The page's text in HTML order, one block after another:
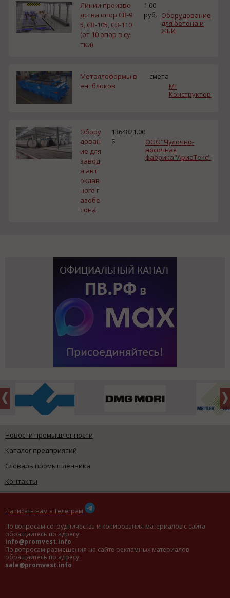
Линии произво
дства опор СВ-9
5, СВ-105, СВ-110
(от 10 опор в су
тки)
1.00
руб. Оборудование
для бетона и
ЖБИ
Металлоформы в
ентблоков
смета
М-
Конструктор
Обору
дован
ие для
завод
а авт
оклав
ного г
азобе
тона
1364821.00
$
ООО"Чулочно-
носочная
фабрика"АриаТекс"
Новости промышленности
Каталог предприятий
Словарь промышленника
Контакты
Написать нам в Телеграм
По вопросам сотрудничества и копирования материалов с сайта
обращайтесь по адресу:
info@promvest.info
По вопросам размещения на сайте рекламных материалов
обращайтесь по адресу:
sale@promvest.info